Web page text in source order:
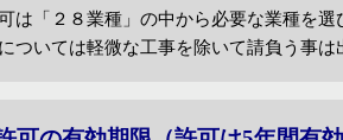
は「２８業種」の中から必要な業種を
ついては軽微な工事を除いて請負う事は